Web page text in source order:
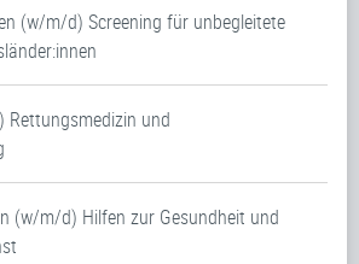
(w/m/d) Screening für unbegleitete
und
(w/m/d) Hilfen zur Gesundheit und